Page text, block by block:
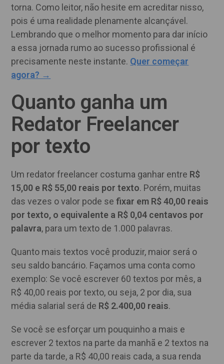
torna. Como leitor, não hesite em acreditar nisso,
pois é uma realidade plenamente alcançável.
Lembrando que o melhor momento para dar início
a essa jornada rumo ao sucesso profissional é
precisamente neste instante. Quer começar
agora? →
Quanto ganha um
Redator Freelancer
por texto
Um redator freelancer costuma ganhar entre R$
15,00 e R$ 55,00 reais por texto. Porém, muitas
das vezes o valor pode sefixar em R$ 40,00 reais
por texto, o equivalente a R$ 0,04 centavos por
palavra, para um texto de 1.000 palavras.
Quanto mais textos você produzir, maior será o
seu saldo bancário. Façamos uma conta como
exemplo: Se você escrever 60 textos por mês, a
R$ 40,00 reais por texto, ou seja, 2 por dia, sua
média salarial será de R$ 2.400,00 reais.
Se você se esforçar um pouquinho a mais e
escrever 2 textos na parte da manhã e 2 textos na
parte da tarde, a R$ 40,00 reais cada, a sua renda